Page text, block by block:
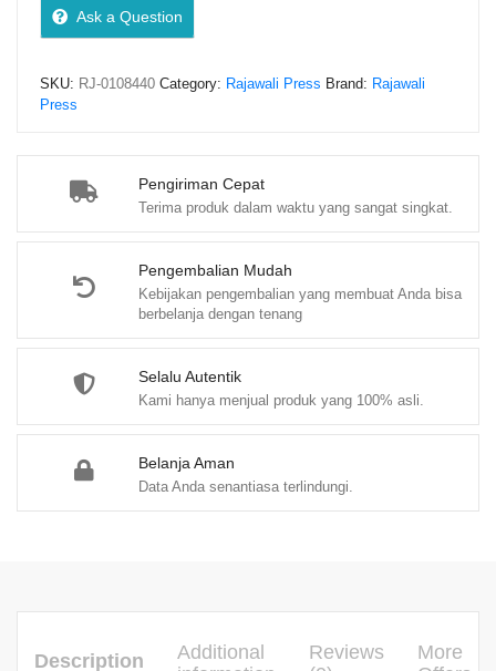
Pengiriman Cepat
Terima produk dalam waktu yang sangat singkat.
Pengembalian Mudah
Kebijakan pengembalian yang membuat Anda bisa
berbelanja dengan tenang
Selalu Autentik
Kami hanya menjual produk yang 100% asli.
Belanja Aman
Data Anda senantiasa terlindungi.
Soal
Musabaqah
Qur’an-
Dr.
Syaifuddin,
Ask a Question
SKU: RJ-0108440 Category: Rajawali Press Brand: Rajawali
Press
Description
Additional
Reviews
More